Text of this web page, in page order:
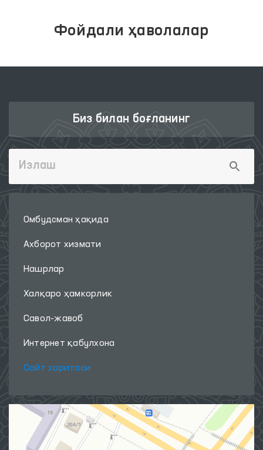
Фойдали ҳаволалар
Биз билан боғланинг
Омбудсман ҳақида
Ахборот хизмати
Нашрлар
Халқаро ҳамкорлик
Савол-жавоб
Интернет қабулхона
Сайт харитаси